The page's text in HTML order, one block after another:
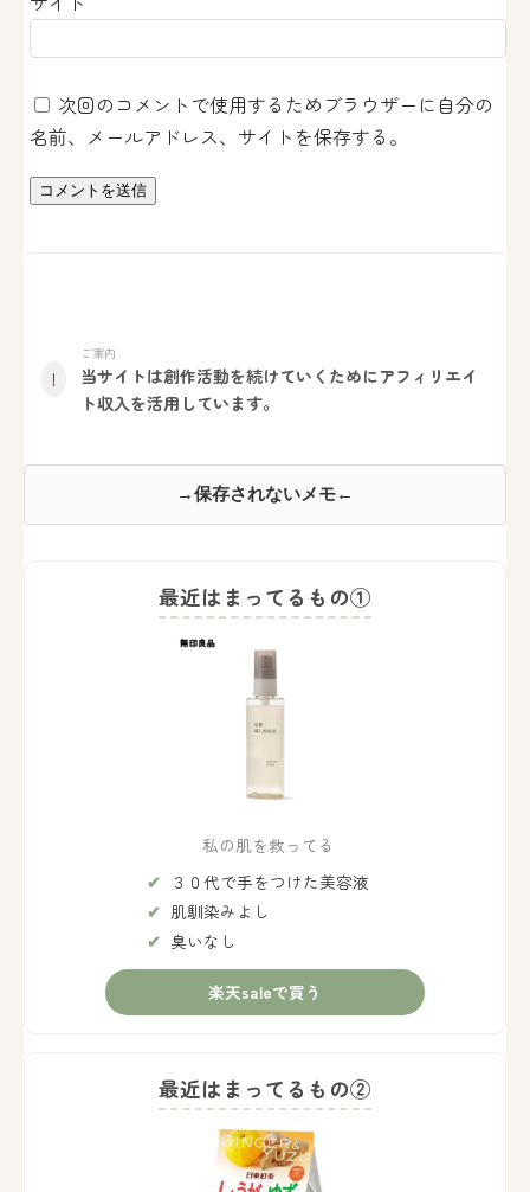
次回のコメントで使用するためブラウザーに自分の
名前、メールアドレス、サイトを保存する。
！
ご案内
当サイトは創作活動を続けていくためにアフィリエイ
ト収入を活用しています。
→保存されないメモ←
最近はまってるもの①
私の肌を救ってる
３０代で手をつけた美容液
肌馴染みよし
臭いなし
楽天saleで買う
最近はまってるもの②